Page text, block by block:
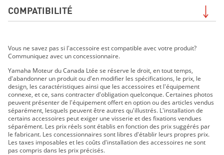
COMPATIBILITÉ
Tenere 700 2022
Tenere 700 2023
Ténéré 700 2024
Ténéré 700 2025
Ténéré 700 2026
Ténéré 700 World Raid 2026
Vous ne savez pas si l'accessoire est compatible avec votre produit?
Communiquez avec un concessionnaire.
Yamaha Moteur du Canada Ltée se réserve le droit, en tout temps,
d'abandonner un produit ou d'en modifier les spécifications, le prix, le
design, les caractéristiques ainsi que les accessoires et l'équipement
connexe, et ce, sans contracter d'obligation quelconque. Certaines photos
peuvent présenter de l'équipement offert en option ou des articles vendus
séparément, lesquels peuvent être autres qu'illustrés. L'installation de
certains accessoires peut exiger une visserie et des fixations vendues
séparément. Les prix réels sont établis en fonction des prix suggérés par
le fabricant. Les concessionnaires sont libres d'établir leurs propres prix.
Les taxes imposables et les coûts d'installation des accessoires ne sont
pas compris dans les prix précisés.